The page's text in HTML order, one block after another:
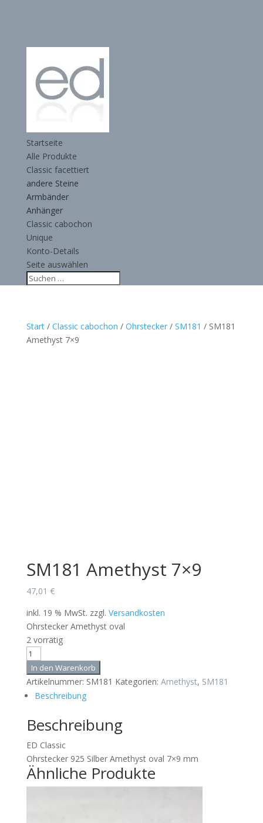
Startseite
Alle Produkte
Classic facettiert
andere Steine
Armbänder
Anhänger
Classic cabochon
Unique
Konto-Details
Seite auswählen
Start/ Classic cabochon / Ohrstecker/ SM181 / SM181
Amethyst 7×9
SM181 Amethyst 7×9
47,01 €
inkl. 19 % MwSt. zzgl. Versandkosten
Ohrstecker Amethyst oval
2 vorrätig
SM181
Amethyst
7x9
Menge
In den Warenkorb
Artikelnummer: SM181 Kategorien: Amethyst, SM181
Beschreibung
Beschreibung
ED Classic
Ohrstecker 925 Silber Amethyst oval 7×9 mm
Ähnliche Produkte